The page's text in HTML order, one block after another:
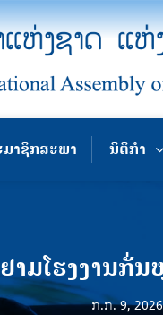
ມາຊິກສະພາ ນິຕິກຳ
າມໂຮງງານກັ່
ກ.ກ. 9, 2026